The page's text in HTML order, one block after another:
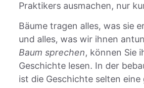
Praktikers ausmachen, nur
Bäume tragen alles, was sie
und alles, was wir ihnen
Baum sprechen, können Sie
Geschichte lesen. In der
ist die Geschichte selten eine